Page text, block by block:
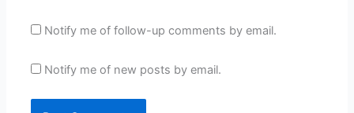
Notify me of follow-up comments by email.
Notify me of new posts by email.